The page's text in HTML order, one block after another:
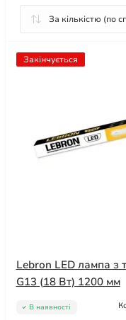
Закінчується
Lebron LED лампа з
G13 (18 Вт) 1200 мм
В наявності